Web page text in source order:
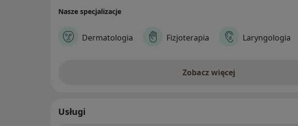
Nasze specjalizacje
Dermatologia Fizjoterapia Laryngologia
Zobacz więcej
Usługi